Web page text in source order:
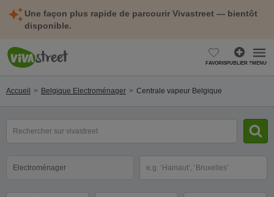
Une façon plus rapide de parcourir Vivastreet — bientôt
disponible.
FAVORISPUBLIER ?MENU
Accueil Belgique Electroménager Centrale vapeur Belgique
clé(s)